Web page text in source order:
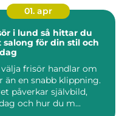
01. apr
lund så hittar du
salong för din stil och
frisör handlar om
än en snabb klippning.
påverkar självbild,
och hur du m...